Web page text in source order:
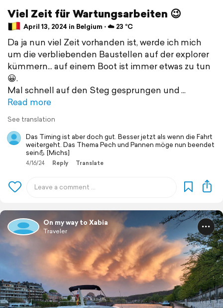
Viel Zeit für Wartungsarbeiten 😉
April 13, 2024 in Belgium ⋅ ☁️ 23 °C
Da ja nun viel Zeit vorhanden ist, werde ich mich
um die verbliebenden Baustellen auf der explorer
kümmern... auf einem Boot ist immer etwas zu tun
😀.
Mal schnell auf den Steg gesprungen und
Read more
See translation
Das Timing ist aber doch gut. Besser jetzt als wenn die Fahrt
weitergeht. Das Thema Pech und Pannen möge nun beendet
sein💪 [Michs]
4/16/24 Reply Translate
On my way to Xabia
Traveler